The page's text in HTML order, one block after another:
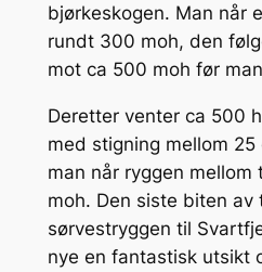
bjørkeskogen. Man når
rundt 300 moh, den
mot ca 500 moh før
Deretter venter ca 500
med stigning mellom
man når ryggen mellom
moh. Den siste biten av
sørvestryggen til
nye en fantastisk utsikt